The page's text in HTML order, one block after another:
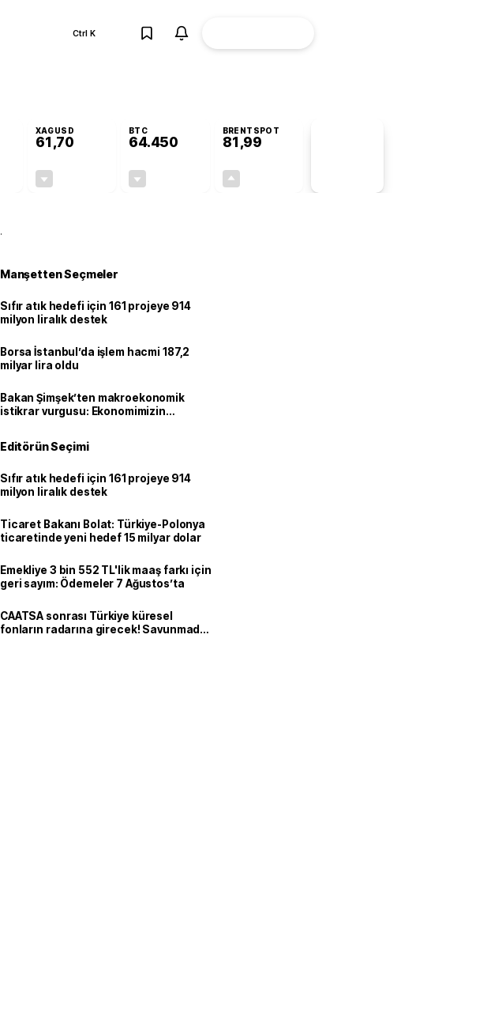
Ctrl K
XAGUSD
61,70
BTC
64.450
BRENTSPOT
81,99
Manşetten Seçmeler
Sıfır atık hedefi için 161 projeye 914
milyon liralık destek
Borsa İstanbul’da işlem hacmi 187,2
milyar lira oldu
Bakan Şimşek’ten makroekonomik
istikrar vurgusu: Ekonomimizin
Editörün Seçimi
Sıfır atık hedefi için 161 projeye 914
milyon liralık destek
Ticaret Bakanı Bolat: Türkiye-Polonya
ticaretinde yeni hedef 15 milyar dolar
Emekliye 3 bin 552 TL'lik maaş farkı için
geri sayım: Ödemeler 7 Ağustos’ta
CAATSA sonrası Türkiye küresel
fonların radarına girecek! Savunmadan